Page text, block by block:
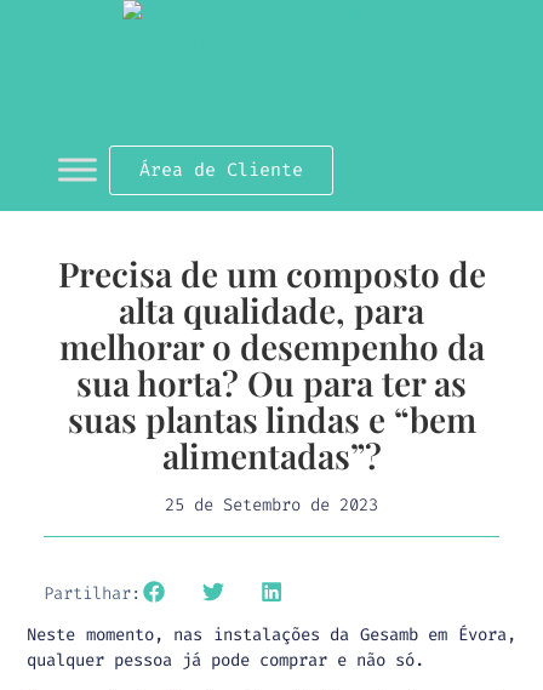
Área de Cliente
Precisa de um composto de
alta qualidade, para
melhorar o desempenho da
sua horta? Ou para ter as
suas plantas lindas e “bem
alimentadas”?
25 de Setembro de 2023
Partilhar:
Neste momento, nas instalações da Gesamb em Évora,
qualquer pessoa já pode comprar e não só.